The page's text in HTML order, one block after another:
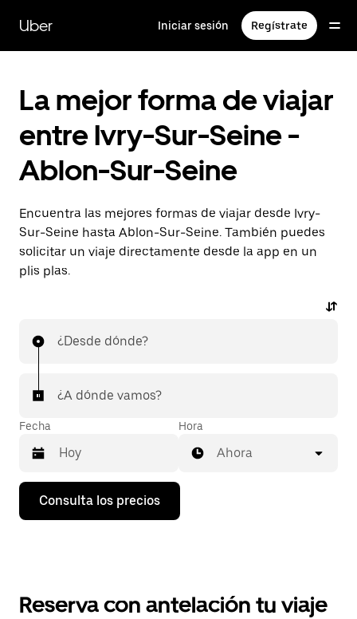
contenido
principal
Uber Iniciar sesión Regístrate
La mejor forma de viajar
entre Ivry-Sur-Seine -
Ablon-Sur-Seine
Encuentra las mejores formas de viajar desde Ivry-
Sur-Seine hasta Ablon-Sur-Seine. También puedes
solicitar un viaje directamente desde la app en un
plis plas.
¿Desde dónde?
¿A dónde vamos?
Fecha
Pulsa
flecha
calendario
Hora
Ahora
Consulta los precios
Reserva con antelación tu viaje